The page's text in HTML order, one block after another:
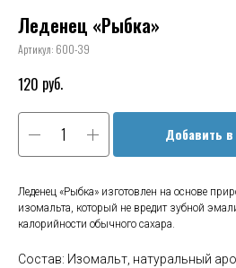
Леденец «Рыбка»
Артикул: 600-39
120 руб.
Добавить в
Леденец «Рыбка» изготовлен на основе
изомальта, который не вредит зубной
калорийности обычного сахара.
Состав: Изомальт, натуральный